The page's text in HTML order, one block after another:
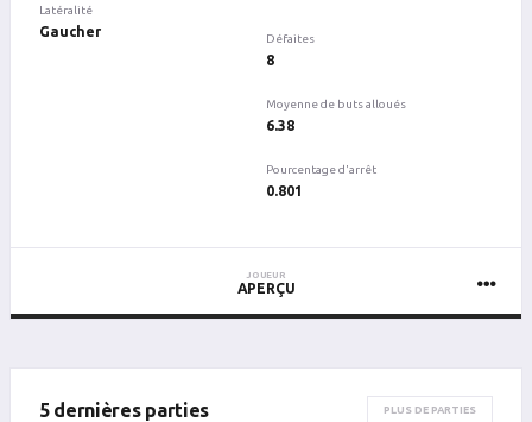
Latéralité
Gaucher Défaites
8
Moyenne de buts alloués
6.38
Pourcentage d'arrêt
0.801
JOUEUR
APERÇU
5 dernières parties PLUS DE PARTIES